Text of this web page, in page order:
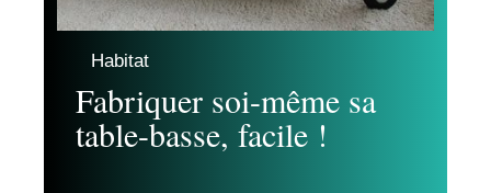
Habitat
Fabriquer soi-même sa
table-basse, facile !